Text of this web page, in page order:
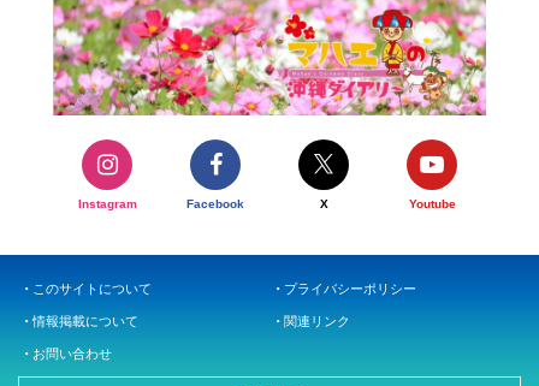
Instagram Facebook X Youtube
このサイトについて プライバシーポリシー
情報掲載について 関連リンク
お問い合わせ